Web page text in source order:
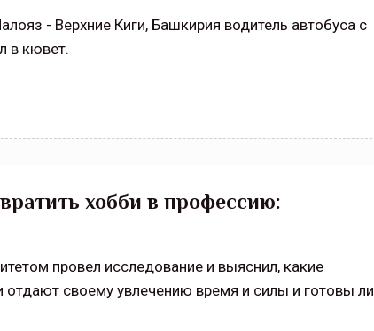
- Верхние Киги, Башкирия водитель автобуса с
в кювет.
хобби в профессию:
провел исследование и выяснил, какие
своему увлечению время и силы и готовы ли